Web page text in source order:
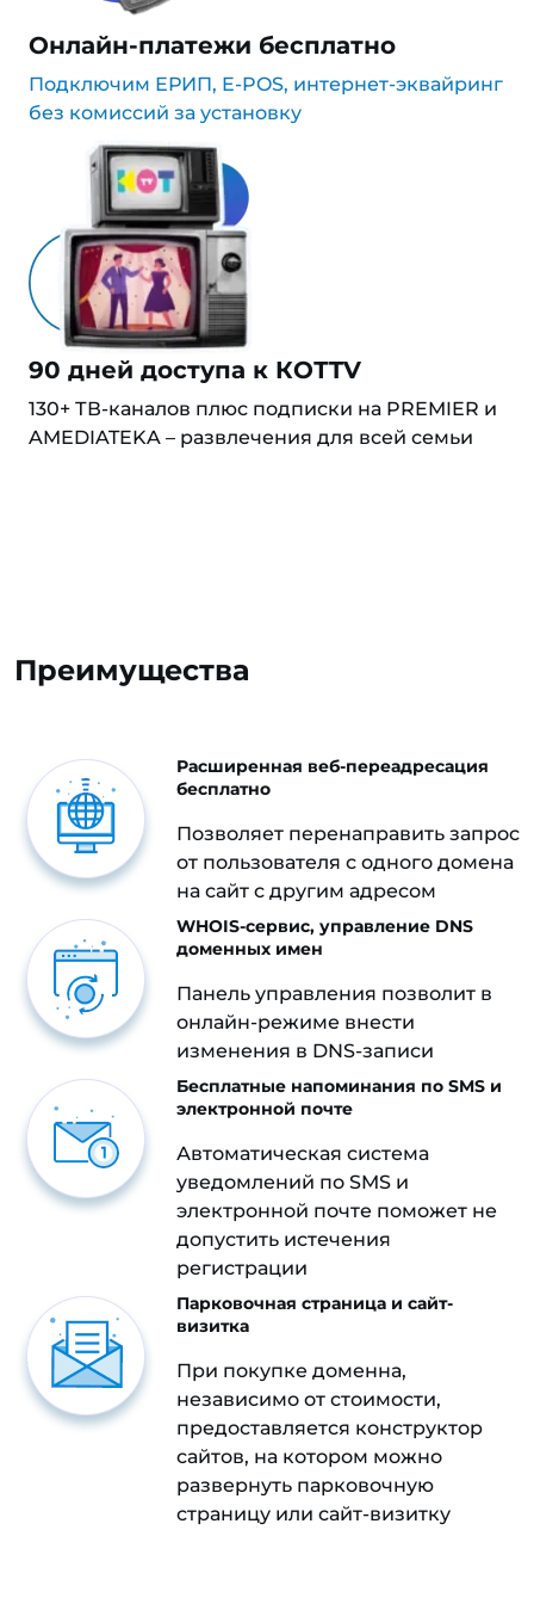
Онлайн-платежи бесплатно
Подключим ЕРИП, E-POS, интернет-эквайринг
без комиссий за установку
90 дней доступа к КОТTV
130+ ТВ-каналов плюс подписки на PREMIER и
AMEDIATEKA – развлечения для всей семьи
Преимущества
Расширенная веб-переадресация
бесплатно
Позволяет перенаправить запрос
от пользователя с одного домена
на сайт с другим адресом
WHOIS-сервис, управление DNS
доменных имен
Панель управления позволит в
онлайн-режиме внести
изменения в DNS-записи
Бесплатные напоминания по SMS и
электронной почте
Автоматическая система
уведомлений по SMS и
электронной почте поможет не
допустить истечения
регистрации
Парковочная страница и сайт-
визитка
При покупке доменна,
независимо от стоимости,
предоставляется конструктор
сайтов, на котором можно
развернуть парковочную
страницу или сайт-визитку